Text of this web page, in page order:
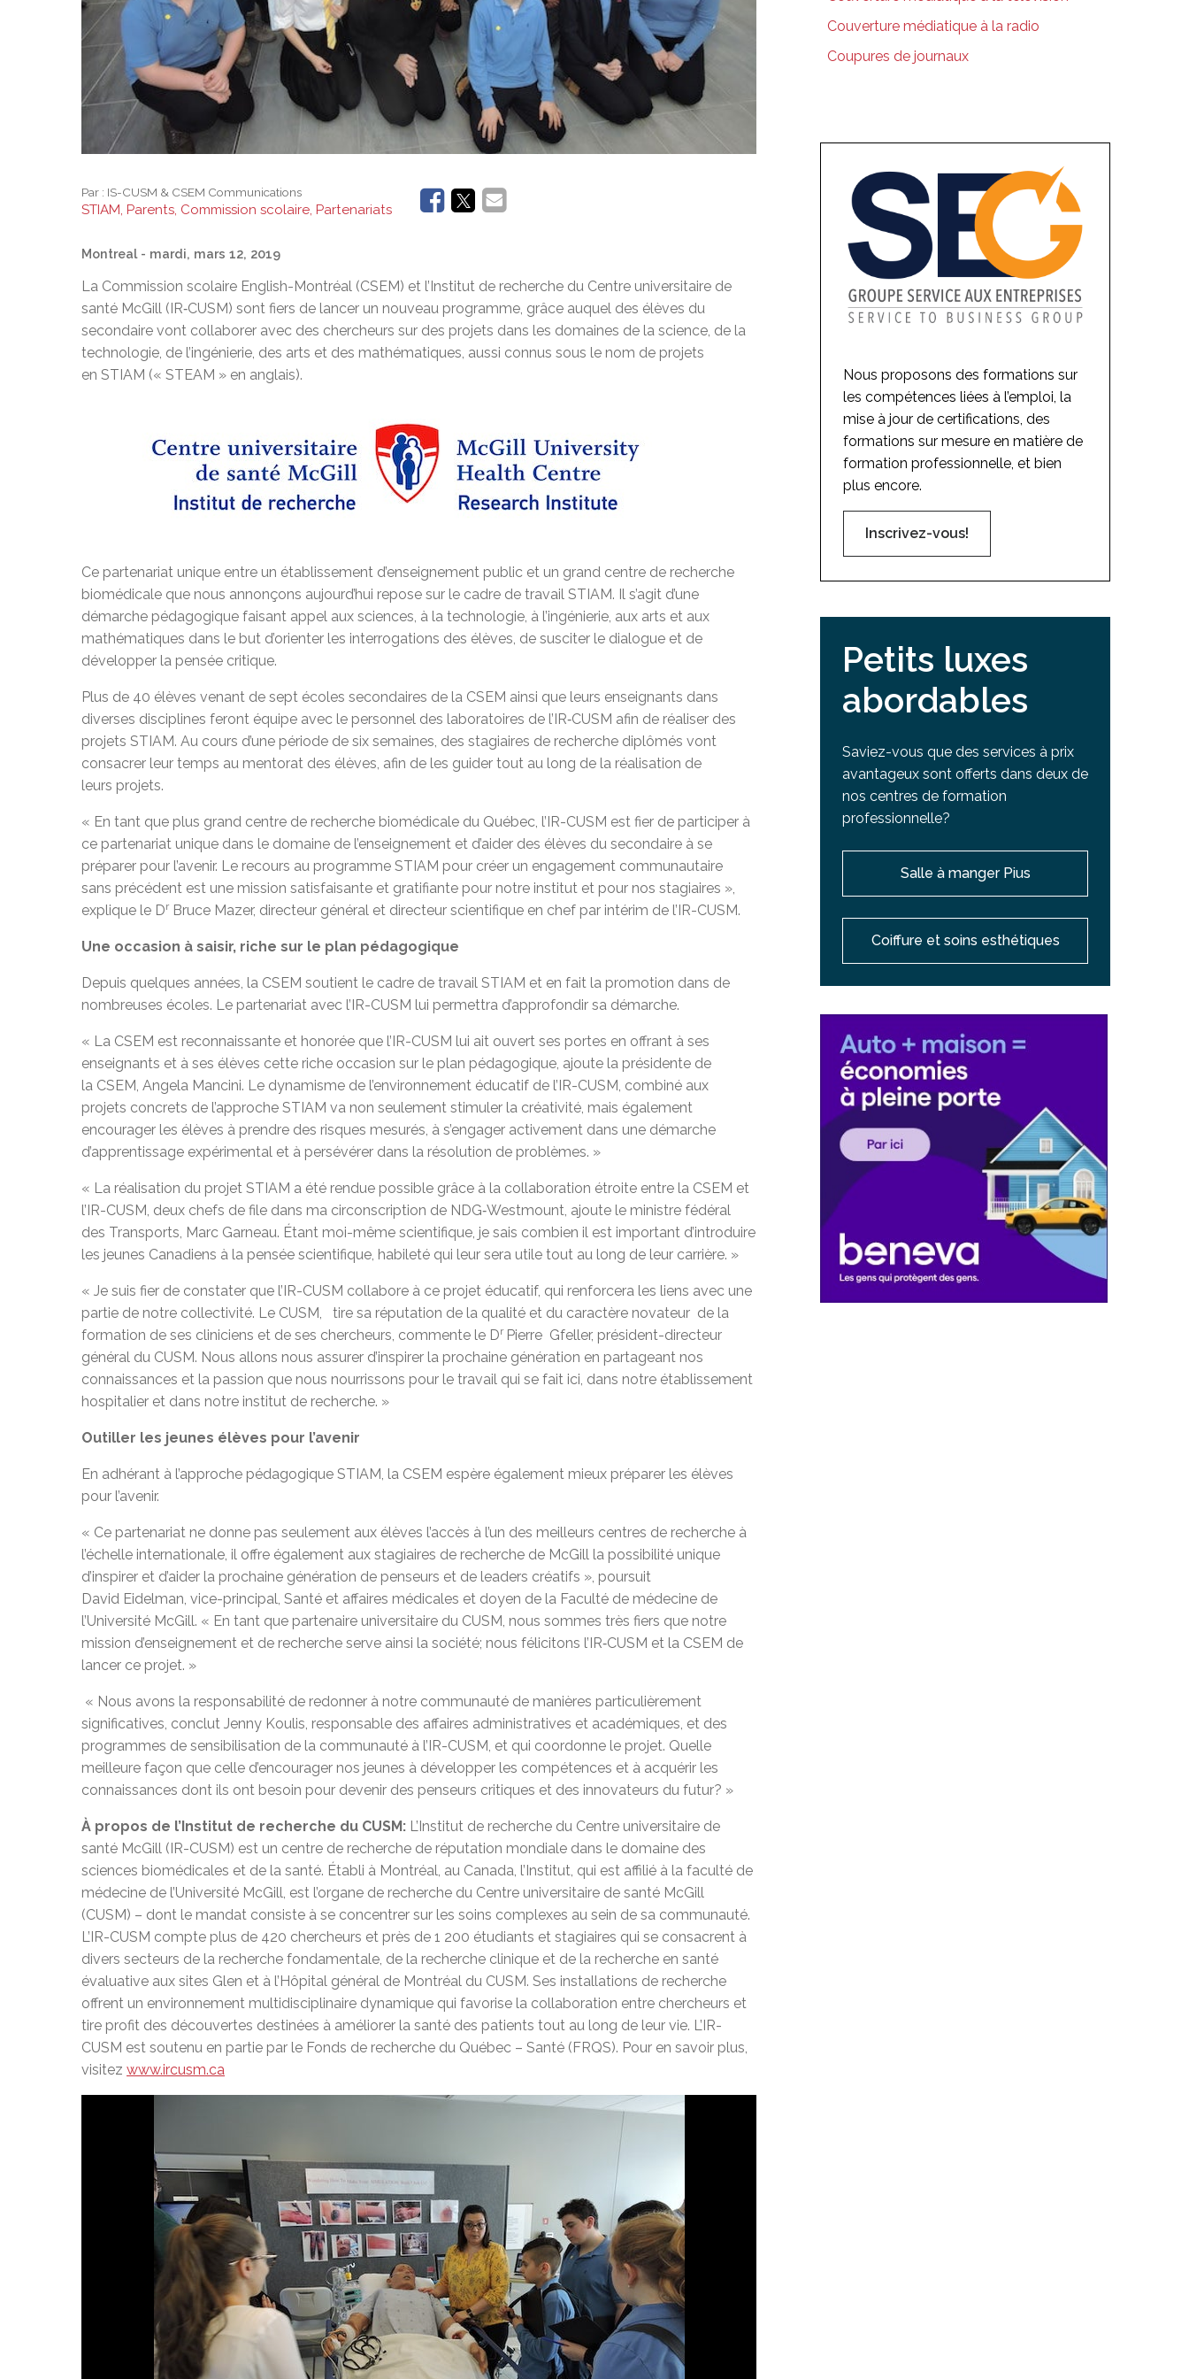
Par : IS-CUSM & CSEM Communications
STIAM, Parents, Commission scolaire, Partenariats
Montreal - mardi, mars 12, 2019
La Commission scolaire English-Montréal (CSEM) et l’Institut de recherche du Centre universitaire de
santé McGill (IR‑CUSM) sont fiers de lancer un nouveau programme, grâce auquel des élèves du
secondaire vont collaborer avec des chercheurs sur des projets dans les domaines de la science, de la
technologie, de l’ingénierie, des arts et des mathématiques, aussi connus sous le nom de projets
en STIAM (« STEAM » en anglais).
Ce partenariat unique entre un établissement d’enseignement public et un grand centre de recherche
biomédicale que nous annonçons aujourd’hui repose sur le cadre de travail STIAM. Il s’agit d’une
démarche pédagogique faisant appel aux sciences, à la technologie, à l’ingénierie, aux arts et aux
mathématiques dans le but d’orienter les interrogations des élèves, de susciter le dialogue et de
développer la pensée critique.
Plus de 40 élèves venant de sept écoles secondaires de la CSEM ainsi que leurs enseignants dans
diverses disciplines feront équipe avec le personnel des laboratoires de l’IR‑CUSM afin de réaliser des
projets STIAM. Au cours d’une période de six semaines, des stagiaires de recherche diplômés vont
consacrer leur temps au mentorat des élèves, afin de les guider tout au long de la réalisation de
leurs projets.
« En tant que plus grand centre de recherche biomédicale du Québec, l’IR-CUSM est fier de participer à
ce partenariat unique dans le domaine de l’enseignement et d’aider des élèves du secondaire à se
préparer pour l’avenir. Le recours au programme STIAM pour créer un engagement communautaire
sans précédent est une mission satisfaisante et gratifiante pour notre institut et pour nos stagiaires »,
explique le DrBruce Mazer, directeur général et directeur scientifique en chef par intérim de l’IR-CUSM.
Une occasion à saisir, riche sur le plan pédagogique
Depuis quelques années, la CSEM soutient le cadre de travail STIAM et en fait la promotion dans de
nombreuses écoles. Le partenariat avec l’IR-CUSM lui permettra d’approfondir sa démarche.
« La CSEM est reconnaissante et honorée que l’IR-CUSM lui ait ouvert ses portes en offrant à ses
enseignants et à ses élèves cette riche occasion sur le plan pédagogique, ajoute la présidente de
la CSEM, Angela Mancini. Le dynamisme de l’environnement éducatif de l’IR-CUSM, combiné aux
projets concrets de l’approche STIAM va non seulement stimuler la créativité, mais également
encourager les élèves à prendre des risques mesurés, à s’engager activement dans une démarche
d’apprentissage expérimental et à persévérer dans la résolution de problèmes. »
« La réalisation du projet STIAM a été rendue possible grâce à la collaboration étroite entre la CSEM et
l’IR-CUSM, deux chefs de file dans ma circonscription de NDG‑Westmount, ajoute le ministre fédéral
des Transports, Marc Garneau. Étant moi-même scientifique, je sais combien il est important d’introduire
les jeunes Canadiens à la pensée scientifique, habileté qui leur sera utile tout au long de leur carrière. »
« Je suis fier de constater que l’IR-CUSM collabore à ce projet éducatif, qui renforcera les liens avec une
partie de notre collectivité. Le CUSM, tire sa réputation de la qualité et du caractère novateur de la
formation de ses cliniciens et de ses chercheurs, commente le Dr Pierre Gfeller, président-directeur
général du CUSM. Nous allons nous assurer d’inspirer la prochaine génération en partageant nos
connaissances et la passion que nous nourrissons pour le travail qui se fait ici, dans notre établissement
hospitalier et dans notre institut de recherche. »
Outiller les jeunes élèves pour l’avenir
En adhérant à l’approche pédagogique STIAM, la CSEM espère également mieux préparer les élèves
pour l’avenir.
« Ce partenariat ne donne pas seulement aux élèves l’accès à l’un des meilleurs centres de recherche à
l’échelle internationale, il offre également aux stagiaires de recherche de McGill la possibilité unique
d’inspirer et d’aider la prochaine génération de penseurs et de leaders créatifs », poursuit
David Eidelman, vice-principal, Santé et affaires médicales et doyen de la Faculté de médecine de
l’Université McGill. « En tant que partenaire universitaire du CUSM, nous sommes très fiers que notre
mission d’enseignement et de recherche serve ainsi la société; nous félicitons l’IR‑CUSM et la CSEM de
lancer ce projet. »
« Nous avons la responsabilité de redonner à notre communauté de manières particulièrement
significatives, conclut Jenny Koulis, responsable des affaires administratives et académiques, et des
programmes de sensibilisation de la communauté à l’IR-CUSM, et qui coordonne le projet. Quelle
meilleure façon que celle d’encourager nos jeunes à développer les compétences et à acquérir les
connaissances dont ils ont besoin pour devenir des penseurs critiques et des innovateurs du futur? »
À propos de l’Institut de recherche du CUSM: L’Institut de recherche du Centre universitaire de
santé McGill (IR-CUSM) est un centre de recherche de réputation mondiale dans le domaine des
sciences biomédicales et de la santé. Établi à Montréal, au Canada, l’Institut, qui est affilié à la faculté de
médecine de l’Université McGill, est l’organe de recherche du Centre universitaire de santé McGill
(CUSM) – dont le mandat consiste à se concentrer sur les soins complexes au sein de sa communauté.
L’IR-CUSM compte plus de 420 chercheurs et près de 1 200 étudiants et stagiaires qui se consacrent à
divers secteurs de la recherche fondamentale, de la recherche clinique et de la recherche en santé
évaluative aux sites Glen et à l’Hôpital général de Montréal du CUSM. Ses installations de recherche
offrent un environnement multidisciplinaire dynamique qui favorise la collaboration entre chercheurs et
tire profit des découvertes destinées à améliorer la santé des patients tout au long de leur vie. L’IR-
CUSM est soutenu en partie par le Fonds de recherche du Québec – Santé (FRQS). Pour en savoir plus,
visitez www.ircusm.ca
Couverture médiatique à la radio
Coupures de journaux
Nous proposons des formations sur
les compétences liées à l’emploi, la
mise à jour de certifications, des
formations sur mesure en matière de
formation professionnelle, et bien
plus encore.
Inscrivez-vous!
Petits luxes
abordables
Saviez-vous que des services à prix
avantageux sont offerts dans deux de
nos centres de formation
professionnelle?
Salle à manger Pius
Coiffure et soins esthétiques